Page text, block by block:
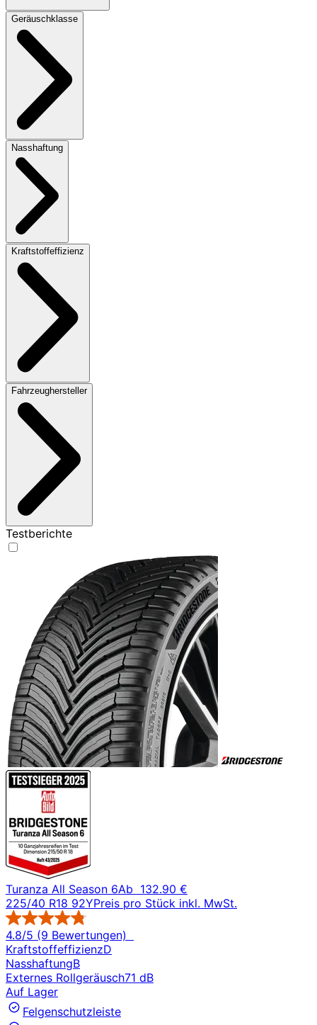
Geräuschklasse
Nasshaftung
Kraftstoffeffizienz
Fahrzeughersteller
Testberichte
Turanza All Season 6Ab 132.90 €
225/40 R18 92YPreis pro Stück inkl. MwSt.
4.8/5 (9 Bewertungen)
KraftstoffeffizienzD
NasshaftungB
Externes Rollgeräusch71 dB
Auf Lager
Felgenschutzleiste